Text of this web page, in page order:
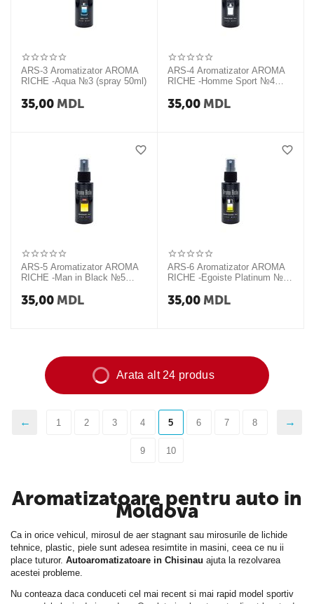
Aromatizatoare pentru auto in
Moldova
Ca in orice vehicul, mirosul de aer stagnant sau mirosurile de lichide
tehnice, plastic, piele sunt adesea resimtite in masini, ceea ce nu ii
place tuturor.Autoaromatizatoare in Chisinau ajuta la rezolvarea
acestei probleme.
Nu conteaza daca conduceti cel mai recent si mai rapid model sportiv
ARS-3 Aromatizator AROMA
RICHE -Aqua №3 (spray 50ml)
35,00 MDL
ARS-4 Aromatizator AROMA
RICHE -Homme Sport №4
35,00 MDL
ARS-5 Aromatizator AROMA
RICHE -Man in Black №5
35,00 MDL
ARS-6 Aromatizator AROMA
RICHE -Egoistе Platinum №6
35,00 MDL
Arata alt 24 produs
1 2 3 4 5 6 7 8
9 10